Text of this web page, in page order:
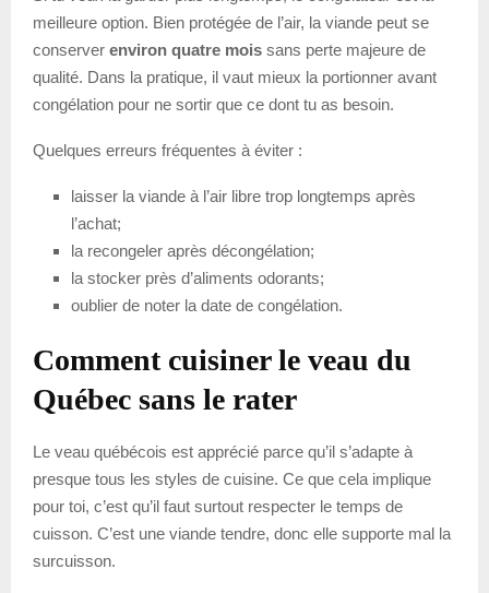
meilleure option. Bien protégée de l’air, la viande peut se
conserver environ quatre mois sans perte majeure de
qualité. Dans la pratique, il vaut mieux la portionner avant
congélation pour ne sortir que ce dont tu as besoin.
Quelques erreurs fréquentes à éviter :
laisser la viande à l’air libre trop longtemps après
l’achat;
la recongeler après décongélation;
la stocker près d’aliments odorants;
oublier de noter la date de congélation.
Comment cuisiner le veau du
Québec sans le rater
Le veau québécois est apprécié parce qu’il s’adapte à
presque tous les styles de cuisine. Ce que cela implique
pour toi, c’est qu’il faut surtout respecter le temps de
cuisson. C’est une viande tendre, donc elle supporte mal la
surcuisson.